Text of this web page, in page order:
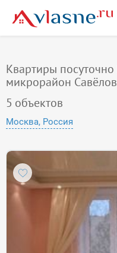
Квартиры
микрорайон
5 объектов
Москва, Россия